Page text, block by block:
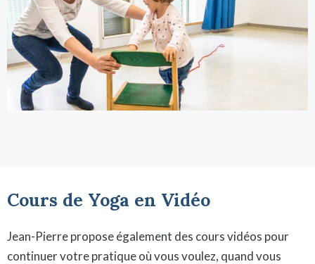
Cours de Yoga en Vidéo
Jean-Pierre propose également des cours vidéos pour
continuer votre pratique où vous voulez, quand vous